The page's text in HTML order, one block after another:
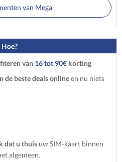
van Mega
Hoe?
van 16 tot 90€korting
de beste deals onlineen nu niets
dat u thuis uw SIM-kaart binnen
algemeen.